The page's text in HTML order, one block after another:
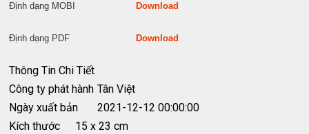
Định dạng MOBI Download
Định dạng PDF Download
Thông Tin Chi Tiết
Công ty phát hành Tân Việt
Ngày xuất bản
2021-12-12 00:00:00
Kích thước
15 x 23 cm